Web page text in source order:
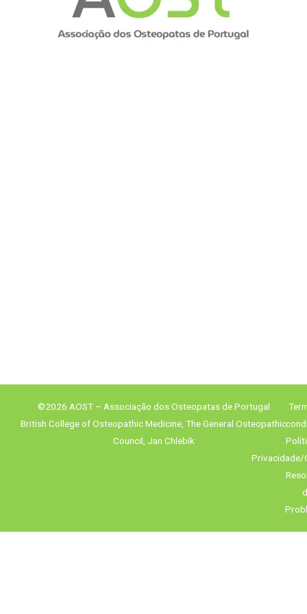
©2026 AOST – Associação dos Osteopatas de Portugal
British College of Osteopathic Medicine, The General Osteopathic
Council, Jan Chlebik
Privacidade/